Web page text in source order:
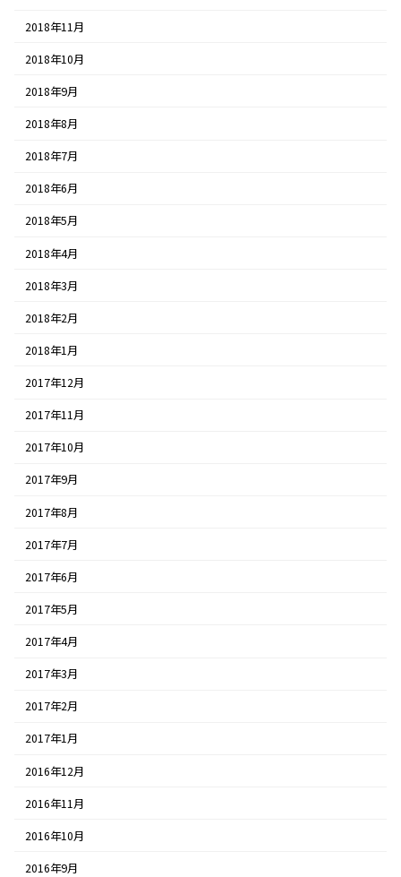
2018年11月
2018年10月
2018年9月
2018年8月
2018年7月
2018年6月
2018年5月
2018年4月
2018年3月
2018年2月
2018年1月
2017年12月
2017年11月
2017年10月
2017年9月
2017年8月
2017年7月
2017年6月
2017年5月
2017年4月
2017年3月
2017年2月
2017年1月
2016年12月
2016年11月
2016年10月
2016年9月